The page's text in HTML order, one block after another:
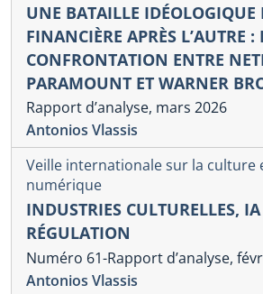
UNE BATAILLE IDÉOLOGIQUE
FINANCIÈRE APRÈS L’AUTRE :
CONFRONTATION ENTRE
PARAMOUNT ET WARNER
Rapport d’analyse, mars 2026
Antonios Vlassis
Veille internationale sur la culture
numérique
INDUSTRIES CULTURELLES,
RÉGULATION
Numéro 61-Rapport d’analyse,
Antonios Vlassis